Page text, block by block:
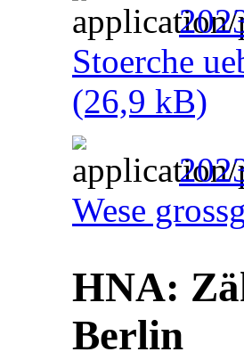
Stoerche
(26,9 kB)
Wese
HNA:
Berlin